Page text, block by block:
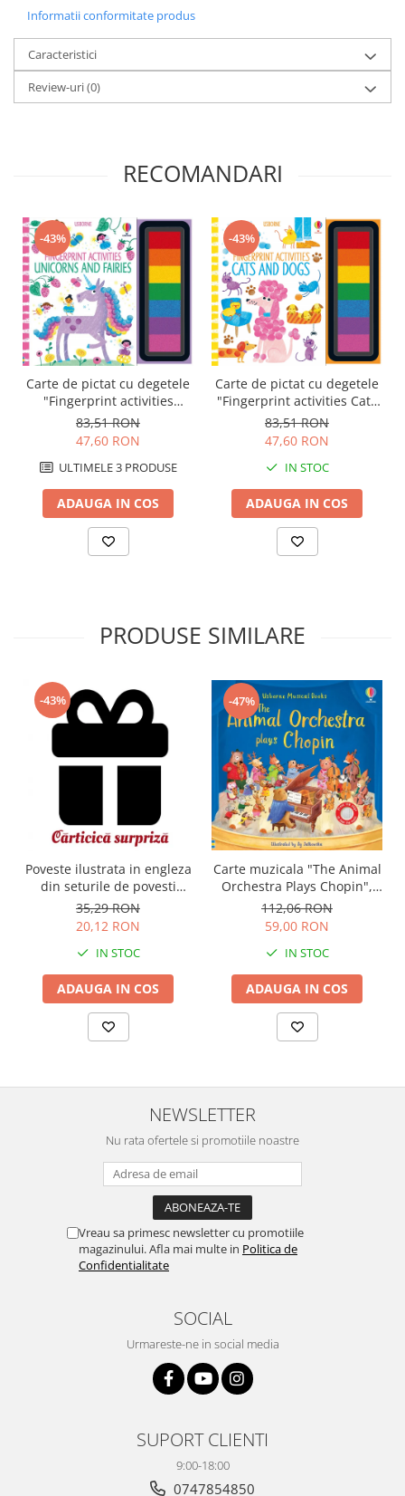
Informatii conformitate produs
Caracteristici
Review-uri(0)
RECOMANDARI
-43%
Carte de pictat cu degetele
"Fingerprint activities
Unicorns and Fairies",
Usborne
83,51 RON
47,60 RON
ULTIMELE 3 PRODUSE
ADAUGA IN COS
-43%
Carte de pictat cu degetele
"Fingerprint activities Cats
and dogs", Usborne
83,51 RON
47,60 RON
IN STOC
ADAUGA IN COS
PRODUSE SIMILARE
-43%
Poveste ilustrata in engleza
din seturile de povesti
Usborne
35,29 RON
20,12 RON
IN STOC
ADAUGA IN COS
-47%
Carte muzicala "The Animal
Orchestra Plays Chopin",
cartonata, Usborne
112,06 RON
59,00 RON
IN STOC
ADAUGA IN COS
NEWSLETTER
Nu rata ofertele si promotiile noastre
Vreau sa primesc newsletter cu promotiile
magazinului. Afla mai multe in Politica de
Confidentialitate
SOCIAL
Urmareste-ne in social media
SUPORT CLIENTI
9:00-18:00
0747854850